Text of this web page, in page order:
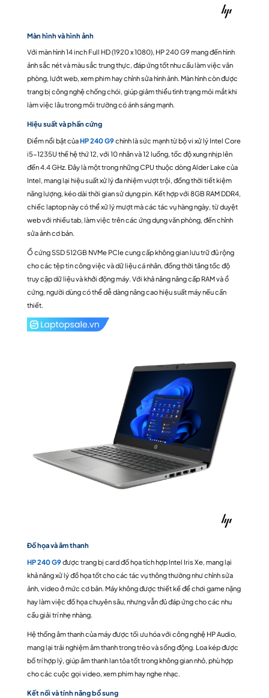
Màn hình và hình ảnh
Với màn hình 14 inch Full HD (1920 x 1080), HP 240 G9 mang đến hình
ảnh sắc nét và màu sắc trung thực, đáp ứng tốt nhu cầu làm việc văn
phòng, lướt web, xem phim hay chỉnh sửa hình ảnh. Màn hình còn được
trang bị công nghệ chống chói, giúp giảm thiểu tình trạng mỏi mắt khi
làm việc lâu trong môi trường có ánh sáng mạnh.
Hiệu suất và phần cứng
Điểm nổi bật củaHP 240 G9chính là sức mạnh từ bộ vi xử lý Intel Core
i5-1235U thế hệ thứ 12, với 10 nhân và 12 luồng, tốc độ xung nhịp lên
đến 4.4 GHz. Đây là một trong những CPU thuộc dòng Alder Lake của
Intel, mang lại hiệu suất xử lý đa nhiệm vượt trội, đồng thời tiết kiệm
năng lượng, kéo dài thời gian sử dụng pin. Kết hợp với 8GB RAM DDR4,
chiếc laptop này có thể xử lý mượt mà các tác vụ hàng ngày, từ duyệt
web với nhiều tab, làm việc trên các ứng dụng văn phòng, đến chỉnh
sửa ảnh cơ bản.
Ổ cứng SSD 512GB NVMe PCIe cung cấp không gian lưu trữ đủ rộng
cho các tệp tin công việc và dữ liệu cá nhân, đồng thời tăng tốc độ
truy cập dữ liệu và khởi động máy. Với khả năng nâng cấp RAM và ổ
cứng, người dùng có thể dễ dàng nâng cao hiệu suất máy nếu cần
thiết.
Đồ họa và âm thanh
HP 240 G9được trang bị card đồ họa tích hợp Intel Iris Xe, mang lại
khả năng xử lý đồ họa tốt cho các tác vụ thông thường như chỉnh sửa
ảnh, video ở mức cơ bản. Máy không được thiết kế để chơi game nặng
hay làm việc đồ họa chuyên sâu, nhưng vẫn đủ đáp ứng cho các nhu
cầu giải trí nhẹ nhàng.
Hệ thống âm thanh của máy được tối ưu hóa với công nghệ HP Audio,
mang lại trải nghiệm âm thanh trong trẻo và sống động. Loa kép được
bố trí hợp lý, giúp âm thanh lan tỏa tốt trong không gian nhỏ, phù hợp
cho các cuộc gọi video, xem phim hay nghe nhạc.
Kết nối và tính năng bổ sung